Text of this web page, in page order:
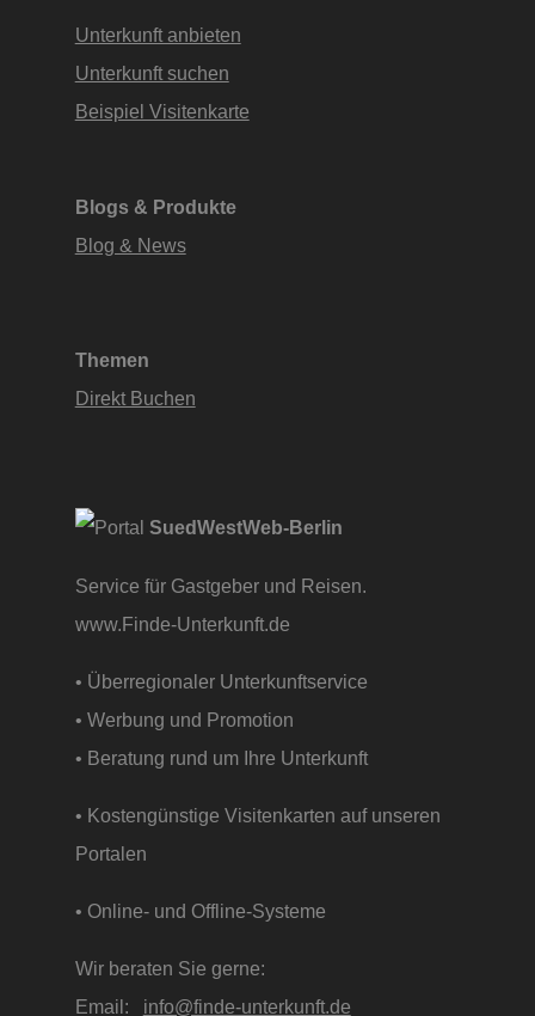
Unterkunft anbieten
Unterkunft suchen
Beispiel Visitenkarte
Blogs & Produkte
Blog & News
Themen
Direkt Buchen
SuedWestWeb-Berlin
Service für Gastgeber und Reisen.
www.Finde-Unterkunft.de
• Überregionaler Unterkunftservice
• Werbung und Promotion
• Beratung rund um Ihre Unterkunft
• Kostengünstige Visitenkarten auf unseren
Portalen
• Online- und Offline-Systeme
Wir beraten Sie gerne:
Email: info@finde-unterkunft.de